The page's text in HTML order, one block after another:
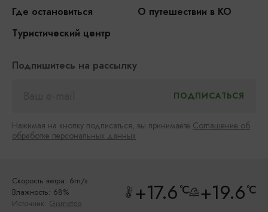
Где остановиться
О путешествии в КО
Туристический центр
Подпишитесь на рассылку
Нажимая на кнопку подписаться, вы принимаете Соглашение об
обработке персональных данных
Скорость ветра: 6m/s
Влажность: 68%
Источник: Gismeteo +17.6°C +19.6°C